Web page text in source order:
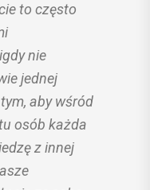
to często
nie
jednej
aby wśród
osób każda
z innej